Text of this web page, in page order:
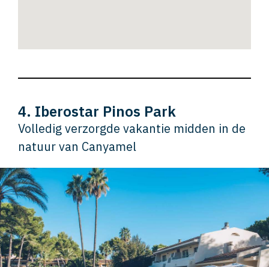
4. Iberostar Pinos Park
Volledig verzorgde vakantie midden in de
natuur van Canyamel